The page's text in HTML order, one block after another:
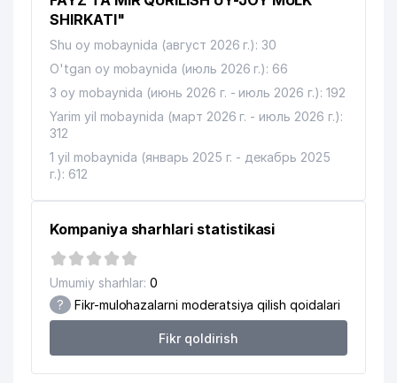
SHIRKATI"
Shu oy mobaynida (август 2026 г.): 30
O'tgan oy mobaynida (июль 2026 г.): 66
3 oy mobaynida (июнь 2026 г. - июль 2026 г.): 192
Yarim yil mobaynida (март 2026 г. - июль 2026 г.):
312
1 yil mobaynida (январь 2025 г. - декабрь 2025
г.): 612
Kompaniya sharhlari statistikasi
Umumiy sharhlar: 0
? Fikr-mulohazalarni moderatsiya qilish qoidalari
Fikr qoldirish